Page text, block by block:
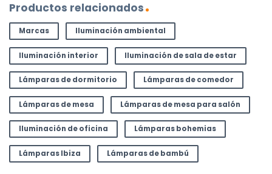
Productos relacionados
Marcas Iluminación ambiental
Iluminación interior Iluminación de sala de estar
Lámparas de dormitorio Lámparas de comedor
Lámparas de mesa Lámparas de mesa para salón
Iluminación de oficina Lámparas bohemias
Lámparas Ibiza Lámparas de bambú